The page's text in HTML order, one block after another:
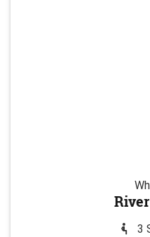
3